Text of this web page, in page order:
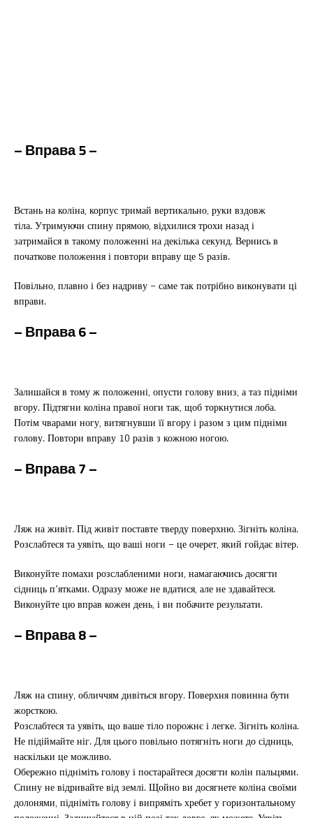
– Вправа5 –
Встань на коліна, корпус тримай вертикально, руки вздовж
тіла. Утримуючи спину прямою, відхилися трохи назад і
затримайся в такому положенні на декілька секунд. Вернись в
початкове положення і повтори вправу ще 5 разів.
Повільно, плавно і без надриву – саме так потрібно виконувати ці
вправи.
– Вправа 6 –
Залишайся в тому ж положенні, опусти голову вниз, а таз підніми
вгору. Підтягни коліна правої ноги так, щоб торкнутися лоба.
Потім чварами ногу, витягнувши її вгору і разом з цим підніми
голову. Повтори вправу 10 разів з кожною ногою.
– Вправа 7 –
Ляж на живіт. Під живіт поставте тверду поверхню. Зігніть коліна.
Розслабтеся та уявіть, що ваші ноги – це очерет, який гойдає вітер.
Виконуйте помахи розслабленими ноги, намагаючись досягти
сідниць п’ятками. Одразу може не вдатися, але не здавайтеся.
Виконуйте цю вправ кожен день, і ви побачите результати.
– Вправа8 –
Ляж на спину, обличчям дивіться вгору. Поверхня повинна бути
жорсткою.
Розслабтеся та уявіть, що ваше тіло порожнє і легке. Зігніть коліна.
Не підіймайте ніг. Для цього повільно потягніть ноги до сідниць,
наскільки це можливо.
Обережно підніміть голову і постарайтеся досягти колін пальцями.
Спину не відривайте від землі. Щойно ви досягнете коліна своїми
долонями, підніміть голову і випряміть хребет у горизонтальному